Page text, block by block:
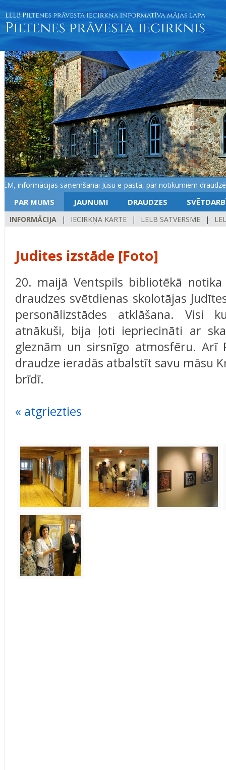
informācijas saņemšanai Jūsu e-pastā, par notikumiem draudzēs...!
PAR MUMS JAUNUMI DRAUDZES
INFORMĀCIJA | IECIRKŅA KARTE | LELB SATVERSME |
Judites izstāde [Foto]
20. maijā Ventspils bibliotēkā notika
draudzes svētdienas skolotājas
personālizstādes atklāšana. Visi
atnākuši, bija ļoti iepriecināti ar
gleznām un sirsnīgo atmosfēru. Arī
draudze ieradās atbalstīt savu māsu
brīdī.
« atgriezties